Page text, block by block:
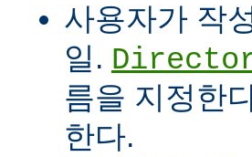
사용자가 작
일.
름을 지정한
한다.